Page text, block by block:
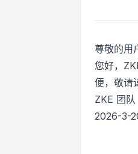
尊敬的用
您好，
便，敬请
ZKE 团队
2026-3-